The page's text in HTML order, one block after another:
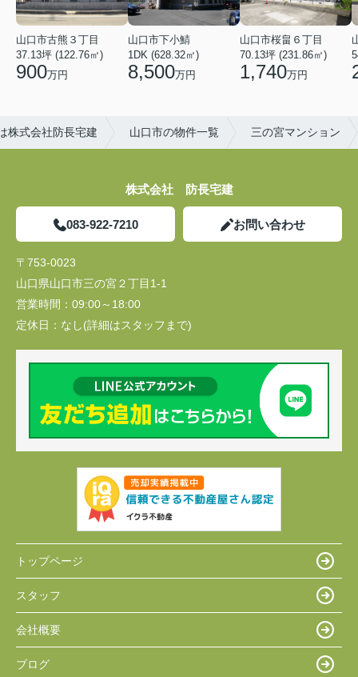
山口市古熊３丁目
37.13坪 (122.76㎡)
900万円
山口市下小鯖
1DK (628.32㎡)
8,500万円
山口市桜畠６丁目
70.13坪 (231.86㎡)
1,740万円
株式会社防長宅建 山口市の物件一覧 三の宮マンション
株式会社 防長宅建
083-922-7210 お問い合わせ
〒753-0023
山口県山口市三の宮２丁目1-1
営業時間： 09:00～18:00
定休日： なし(詳細はスタッフまで)
トップページ
スタッフ
会社概要
ブログ